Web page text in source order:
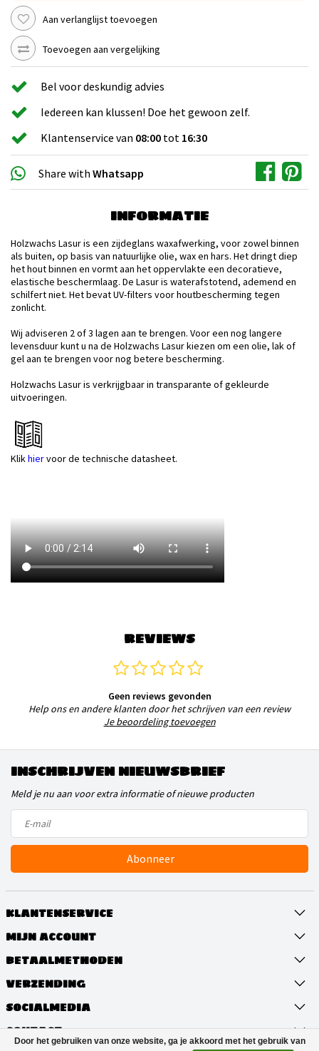
Aan verlanglijst toevoegen
Toevoegen aan vergelijking
Bel voor deskundig advies
Iedereen kan klussen! Doe het gewoon zelf.
Klantenservice van 08:00 tot 16:30
Share with Whatsapp
INFORMATIE
Holzwachs Lasur is een zijdeglans waxafwerking, voor zowel binnen
als buiten, op basis van natuurlijke olie, wax en hars. Het dringt diep
het hout binnen en vormt aan het oppervlakte een decoratieve,
elastische beschermlaag. De Lasur is waterafstotend, ademend en
schilfert niet. Het bevat UV-filters voor houtbescherming tegen
zonlicht.
Wij adviseren 2 of 3 lagen aan te brengen. Voor een nog langere
levensduur kunt u na de Holzwachs Lasur kiezen om een olie, lak of
gel aan te brengen voor nog betere bescherming.
Holzwachs Lasur is verkrijgbaar in transparante of gekleurde
uitvoeringen.
Klikhiervoor de technische datasheet.
REVIEWS
Geen reviews gevonden
Help ons en andere klanten door het schrijven van een review
Je beoordeling toevoegen
INSCHRIJVEN NIEUWSBRIEF
Meld je nu aan voor extra informatie of nieuwe producten
Abonneer
KLANTENSERVICE
MIJN ACCOUNT
BETAALMETHODEN
VERZENDING
SOCIALMEDIA
CONTACT
Door het gebruiken van onze website, ga je akkoord met het gebruik van